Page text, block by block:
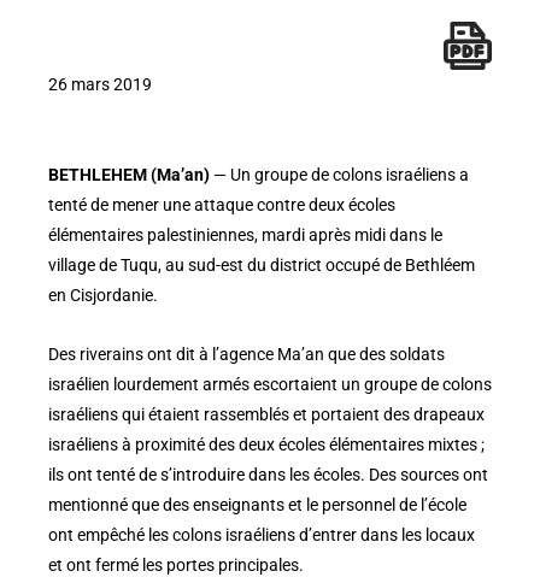
26 mars 2019
BETHLEHEM (Ma’an) — Un groupe de colons israéliens a
tenté de mener une attaque contre deux écoles
élémentaires palestiniennes, mardi après midi dans le
village de Tuqu, au sud-est du district occupé de Bethléem
en Cisjordanie.
Des riverains ont dit à l’agence Ma’an que des soldats
israélien lourdement armés escortaient un groupe de colons
israéliens qui étaient rassemblés et portaient des drapeaux
israéliens à proximité des deux écoles élémentaires mixtes ;
ils ont tenté de s’introduire dans les écoles. Des sources ont
mentionné que des enseignants et le personnel de l’école
ont empêché les colons israéliens d’entrer dans les locaux
et ont fermé les portes principales.